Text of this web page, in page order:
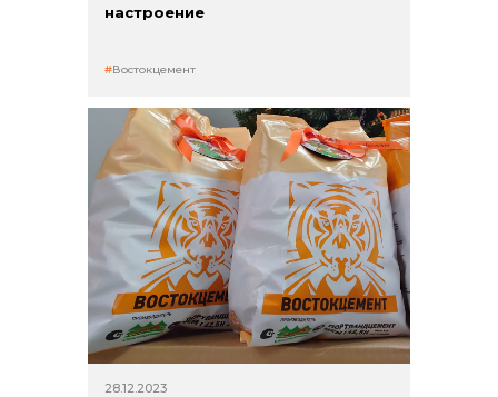
настроение
Востокцемент
28.12.2023